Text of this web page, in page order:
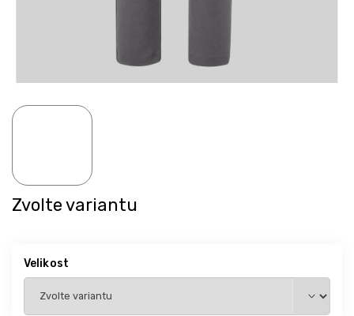
Zvolte variantu
Velikost